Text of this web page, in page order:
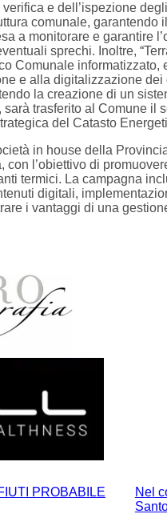
verifica e dell’ispezione
comunale,
a monitorare e garantire
sprechi. Inoltre,
Comunale
e alla digitalizzazione
la creazione di un
trasferito al Comune il
del Catasto
in house della
l’obiettivo di
termici. La campagna
digitali,
i vantaggi di una
PROBABILE
Nel